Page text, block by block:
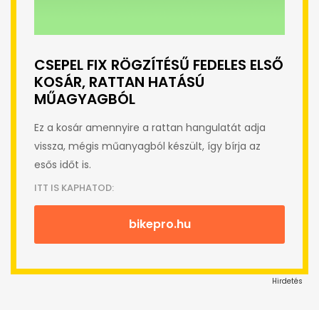
CSEPEL FIX RÖGZÍTÉSŰ FEDELES ELSŐ
KOSÁR, RATTAN HATÁSÚ
MŰAGYAGBÓL
Ez a kosár amennyire a rattan hangulatát adja
vissza, mégis műanyagból készült, így bírja az
esős időt is.
ITT IS KAPHATOD:
bikepro.hu
Hirdetés